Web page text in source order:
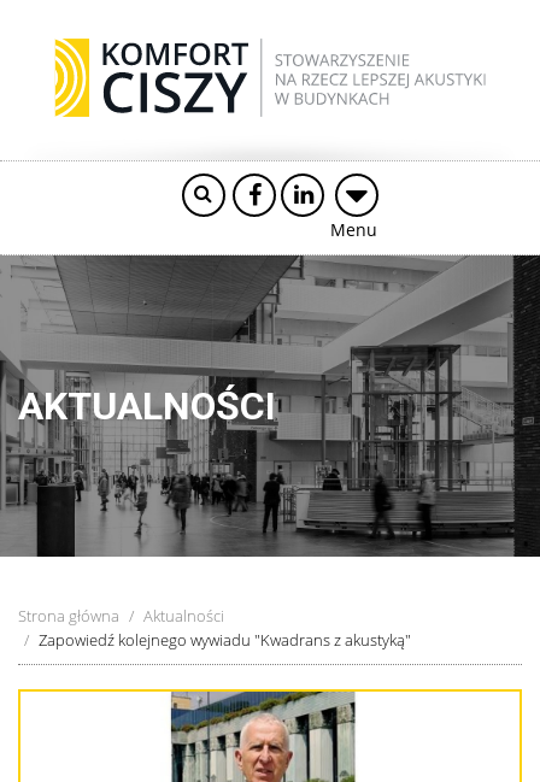
Menu
AKTUALNOŚCI
Strona główna
Aktualności
Zapowiedź kolejnego wywiadu "Kwadrans z akustyką"